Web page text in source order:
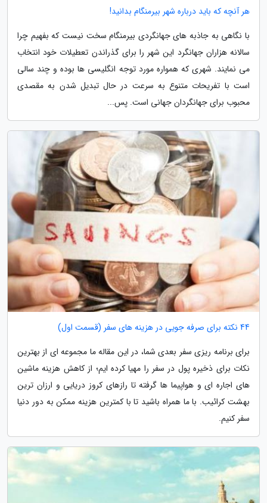
هر آنچه که باید درباره شهر بیرمنگام بدانید!
با نگاهی به جاذبه های جهانگردی بیرمنگام سخت نیست که بفهیم چرا
سالانه هزاران جهانگرد این شهر را برای گذراندن تعطیلات خود انتخاب
می نمایند. شهری که همواره مورد توجه انگلیسی ها بوده و چند سالی
است با تفریحات متنوع به سرعت در حال تبدیل شدن به مقصدی
محبوب برای جهانگردان جهانی است. پس...
44 نکته برای صرفه جویی در هزینه های سفر (قسمت اول)
برای برنامه ریزی سفر بعدی شما، در این مقاله ما مجموعه ای از بهترین
نکات برای ذخیره پول در سفر را مهیا کرده ایم؛ از کاهش هزینه ماشین
های اجاره ای و هواپیما ها گرفته تا رازهای کروز دریایی و ارزان ترین
بهشت کرائیب. با ما همراه باشید تا با کمترین هزینه ممکن به دور دنیا
سفر کنیم.